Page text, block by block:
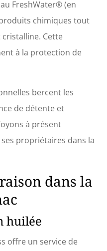
FreshWater® (en
chimiques tout
Cette
à la protection de
bercent les
de détente et
à présent
propriétaires dans la
dans la
huilée
offre un service de